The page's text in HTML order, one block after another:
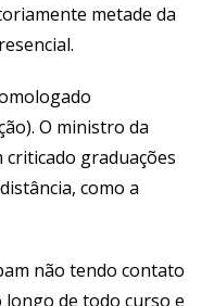
metade da
O ministro da
criticado graduações
como a
não tendo contato
de todo curso e